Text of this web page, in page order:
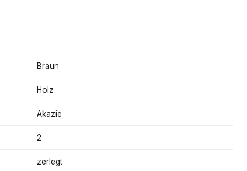
Braun
Holz
Akazie
2
zerlegt